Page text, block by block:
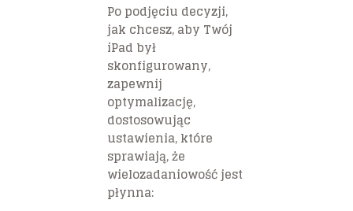
Po podjęciu decyzji,
jak chcesz, aby Twój
iPad był
skonfigurowany,
zapewnij
optymalizację,
dostosowując
ustawienia, które
sprawiają, że
wielozadaniowość jest
płynna: